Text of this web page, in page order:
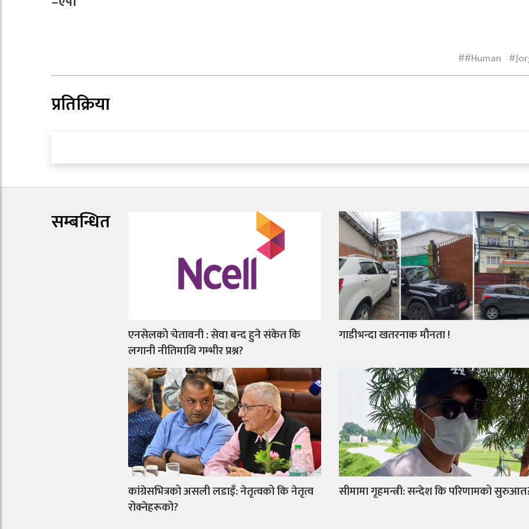
#Human
प्रतिक्रिया
सम्बन्धित
एनसेलको चेतावनी : सेवा बन्द हुने संकेत कि
लगानी नीतिमाथि गम्भीर प्रश्न?
गाडीभन्दा खतरनाक मौनता !
कांग्रेसभित्रको असली लडाइँ: नेतृत्वको कि नेतृत्व
रोक्नेहरूको?
सीमामा गृहमन्त्री: सन्देश कि परिणामको